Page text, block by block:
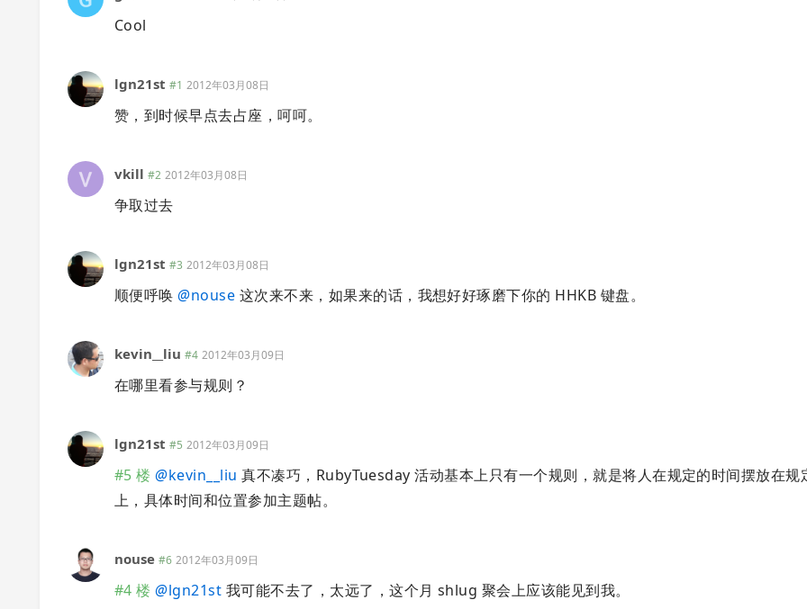
Cool
lgn21st #1 2012年03月08日
赞，到时候早点去占座，呵呵。
vkill #2 2012年03月08日
争取过去
lgn21st #3 2012年03月08日
顺便呼唤@nouse 这次来不来，如果来的话，我想好好琢磨下你的 HHKB 键盘。
kevin__liu #4 2012年03月09日
在哪里看参与规则？
lgn21st #5 2012年03月09日
#5 楼 @kevin__liu 真不凑巧，RubyTuesday 活动基本上只有一个规则，就是将人在规定的时间摆放在规
上，具体时间和位置参加主题帖。
nouse #6 2012年03月09日
#4 楼 @lgn21st 我可能不去了，太远了，这个月 shlug 聚会上应该能见到我。